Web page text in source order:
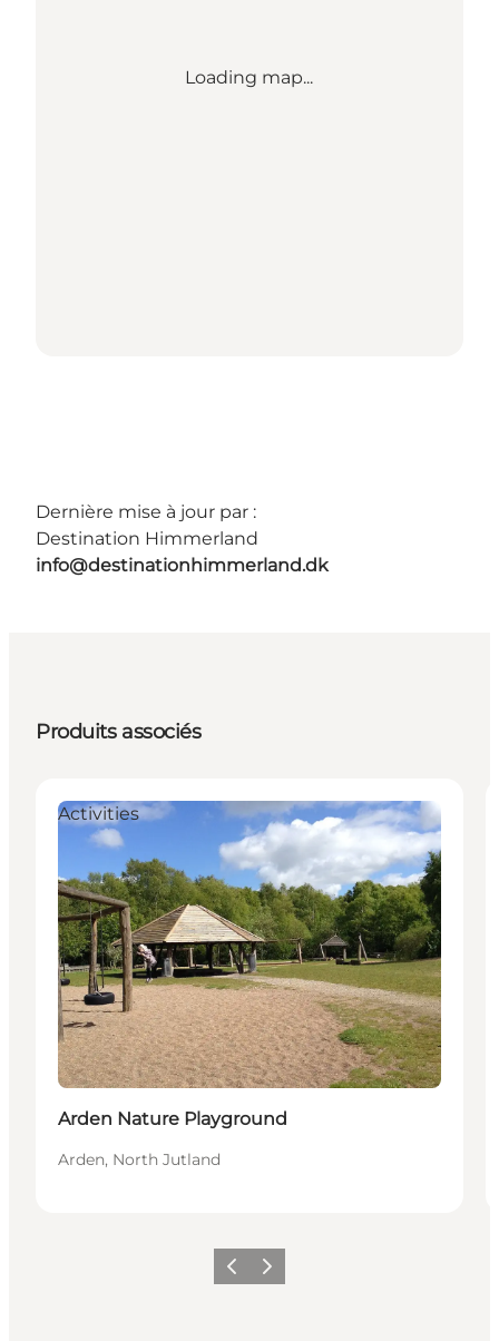
Loading map...
Dernière mise à jour par :
Destination Himmerland
info@destinationhimmerland.dk
Produits associés
Activities
Arden Nature Playground
Arden, North Jutland
PrécédentSuivant